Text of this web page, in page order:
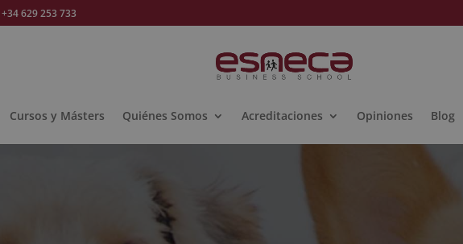
+34 629 253 733
Cursos y Másters Quiénes Somos Acreditaciones Opiniones Blog